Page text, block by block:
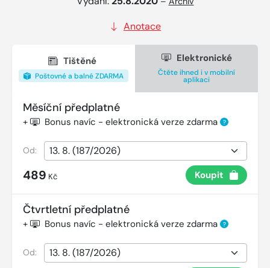
Anotace
Tištěné
Poštovné a balné ZDARMA
Elektronické
Čtěte ihned i v mobilní
aplikaci
Měsíční předplatné
+ Bonus navíc - elektronická verze zdarma ?
Od:
489 Kč Koupit
Čtvrtletní předplatné
+ Bonus navíc - elektronická verze zdarma ?
Od: